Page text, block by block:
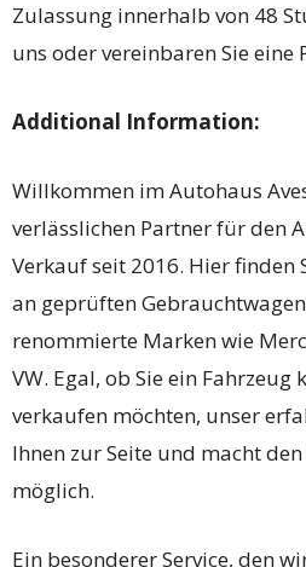
Zulassung innerhalb von 48
uns oder vereinbaren Sie eine
Additional Information:
Willkommen im Autohaus
verlässlichen Partner für den
Verkauf seit 2016. Hier finden
an geprüften
renommierte Marken wie
VW. Egal, ob Sie ein
verkaufen möchten, unser
Ihnen zur Seite und macht
möglich.
Ein besonderer Service, den